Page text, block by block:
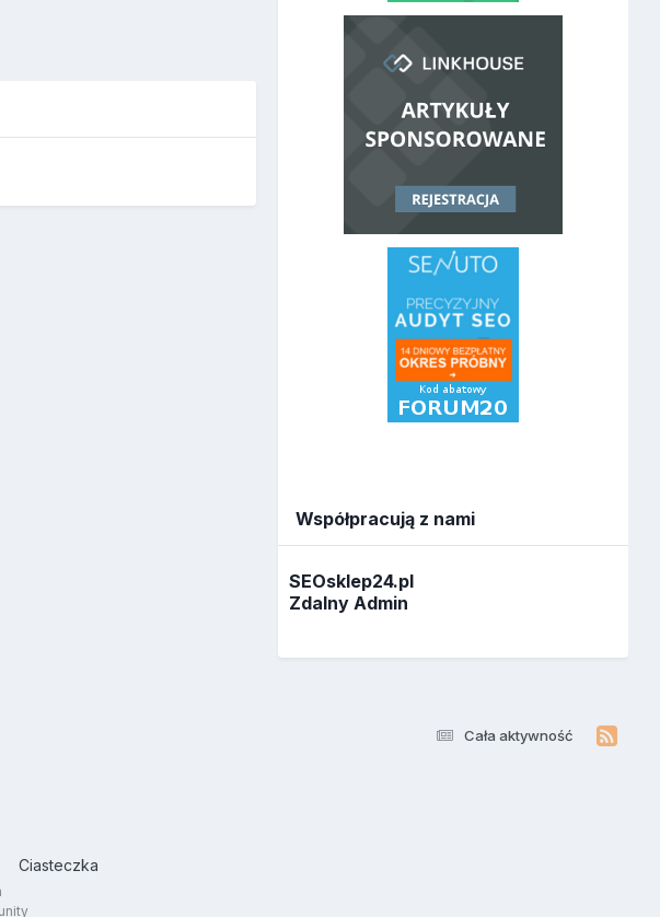
Współpracują z nami
SEOsklep24.pl
Zdalny Admin
Cała aktywność
Ciasteczka